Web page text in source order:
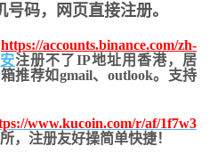
号码，网页直接注册。
https://accounts.binance.com/zh-
注册不了IP地址用香港，居
推荐如gmail、outlook。支持
www.kucoin.com/r/af/1f7w3
，注册友好操简单快捷！